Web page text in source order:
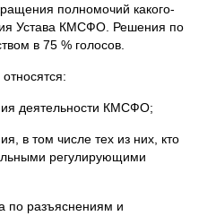
полномочий какого-
Устава КМСФО. Решения по
в 75 % голосов.
деятельности КМСФО;
в том числе тех из них, кто
регулирующими
по разъяснениям и